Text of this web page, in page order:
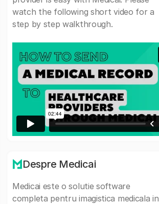
watch the following short video for a
step by step walkthrough.
Despre Medicai
Medicai este o solutie software
completa pentru imagistica medicala in